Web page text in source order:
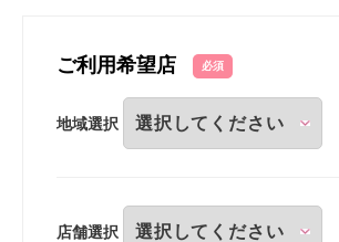
ご利用希望店 必須
地域選択
店舗選択